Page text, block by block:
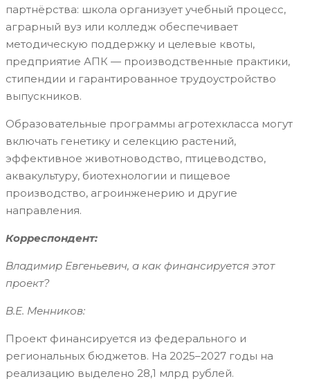
партнёрства: школа организует учебный процесс,
аграрный вуз или колледж обеспечивает
методическую поддержку и целевые квоты,
предприятие АПК — производственные практики,
стипендии и гарантированное трудоустройство
выпускников.
Образовательные программы агротехкласса могут
включать генетику и селекцию растений,
эффективное животноводство, птицеводство,
аквакультуру, биотехнологии и пищевое
производство, агроинженерию и другие
направления.
Корреспондент:
Владимир Евгеньевич, а как финансируется этот
проект?
В.Е. Менников:
Проект финансируется из федерального и
региональных бюджетов. На 2025–2027 годы на
реализацию выделено 28,1 млрд рублей.